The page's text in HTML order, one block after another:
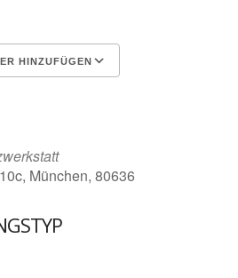
HINZUFÜGEN
München, 80636